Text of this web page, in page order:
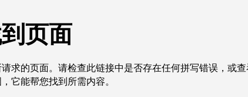
页面
求的页面。请检查此链接中是否存在任何拼写错误，或
它能帮您找到所需内容。